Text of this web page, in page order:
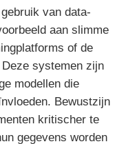
van data-
aan slimme
of de
systemen zijn
modellen die
Bewustzijn
kritischer te
gegevens worden